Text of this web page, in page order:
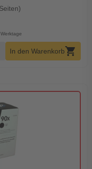
Menge
In den Warenkorbshopping_cart